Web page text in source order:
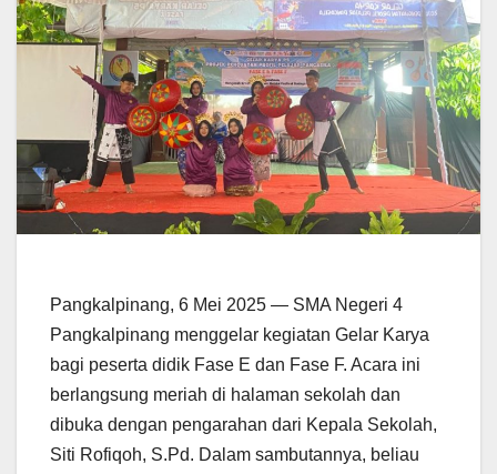
Pangkalpinang, 6 Mei 2025 — SMA Negeri 4
Pangkalpinang menggelar kegiatan Gelar Karya
bagi peserta didik Fase E dan Fase F. Acara ini
berlangsung meriah di halaman sekolah dan
dibuka dengan pengarahan dari Kepala Sekolah,
Siti Rofiqoh, S.Pd. Dalam sambutannya, beliau